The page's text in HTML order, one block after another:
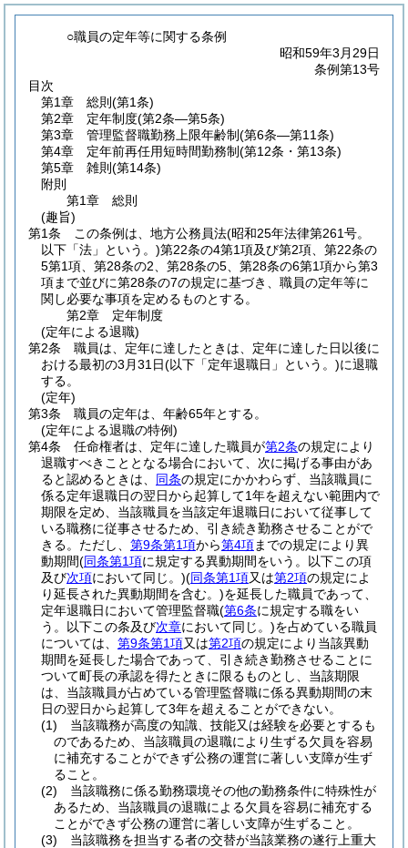
○職員の定年等に関する条例
昭和59年3月29日
条例第13号
目次
第1章
総則 (第1条)
第2章
定年制度(第2条―第5条)
第3章
管理監督職勤務上限年齢制(第6条―第11条)
第4章
定年前再任用短時間勤務制(第12条・第13条)
第5章
雑則 (第14条)
附則
第1章
総則
(趣旨)
第1条
この条例は、地方公務員法(昭和25年法律第261号。
以下「法」という。)第22条の4第1項及び第2項、第22条の
5第1項、第28条の2、第28条の5、第28条の6第1項から第3
項まで並びに第28条の7の規定に基づき、職員の定年等に
関し必要な事項を定めるものとする。
第2章
定年制度
(定年による退職)
第2条
職員は、定年に達したときは、定年に達した日以後に
おける最初の3月31日(以下「定年退職日」という。)に退職
する。
(定年)
第3条
職員の定年は、年齢65年とする。
(定年による退職の特例)
第4条
任命権者は、定年に達した職員が第2条の規定により
退職すべきこととなる場合において、次に掲げる事由があ
ると認めるときは、 同条の規定にかかわらず、当該職員に
係る定年退職日の翌日から起算して1年を超えない範囲内で
期限を定め、当該職員を当該定年退職日において従事して
いる職務に従事させるため、引き続き勤務させることがで
きる。 ただし、 第9条第1項から第4項までの規定により異
動期間(同条第1項に規定する異動期間をいう。以下この項
及び次項において同じ。)(同条第1項又は第2項の規定によ
り延長された異動期間を含む。)を延長した職員であって、
定年退職日において管理監督職(第6条に規定する職をい
う。以下この条及び次章において同じ。)を占めている職員
については、 第9条第1項又は第2項の規定により当該異動
期間を延長した場合であって、引き続き勤務させることに
ついて町長の承認を得たときに限るものとし、当該期限
は、当該職員が占めている管理監督職に係る異動期間の末
日の翌日から起算して3年を超えることができない。
(1)
当該職務が高度の知識、技能又は経験を必要とするも
のであるため、当該職員の退職により生ずる欠員を容易
に補充することができず公務の運営に著しい支障が生ず
ること。
(2)
当該職務に係る勤務環境その他の勤務条件に特殊性が
あるため、当該職員の退職による欠員を容易に補充する
ことができず公務の運営に著しい支障が生ずること。
(3)
当該職務を担当する者の交替が当該業務の遂行上重大